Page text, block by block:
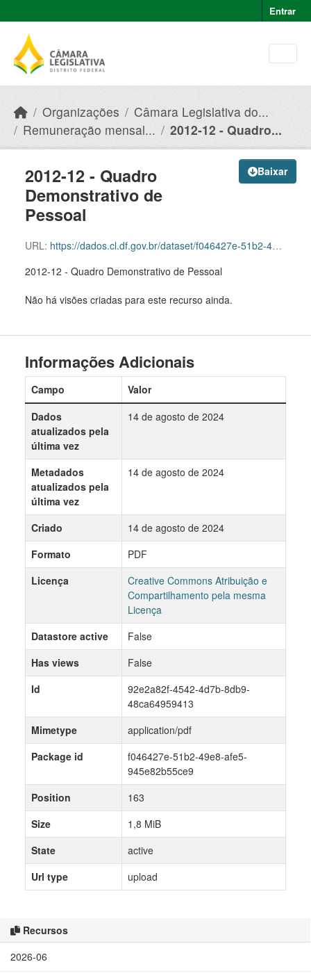
Entrar
Organizações
Câmara Legislativa do...
Remuneração mensal...
2012-12 - Quadro...
Baixar
2012-12 - Quadro
Demonstrativo de
Pessoal
URL: https://dados.cl.df.gov.br/dataset/f046427e-51b2-49e8-afe5-945e82b55ce9/resource/92e2a82f-4542-4d7b-8db9-48ca64959413/download/2012-12-quadro-demonstrativo-de-pessoal.pdf
2012-12 - Quadro Demonstrativo de Pessoal
Não há visões criadas para este recurso ainda.
Recursos
2026-06
Informações Adicionais
Campo
Valor
Dados
atualizados pela
última vez
14 de agosto de 2024
Metadados
atualizados pela
última vez
14 de agosto de 2024
Criado
14 de agosto de 2024
Formato
PDF
Licença
Creative Commons Atribuição e
Compartilhamento pela mesma
Licença
Datastore active
False
Has views
False
Id
92e2a82f-4542-4d7b-8db9-
48ca64959413
Mimetype
application/pdf
Package id
f046427e-51b2-49e8-afe5-
945e82b55ce9
Position
163
Size
1,8 MiB
State
active
Url type
upload